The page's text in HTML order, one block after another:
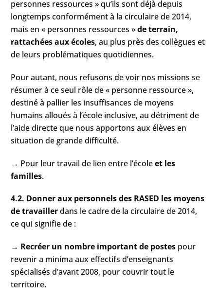
personnes ressources » qu’ils sont déjà depuis
longtemps conformément à la circulaire de 2014,
mais en « personnes ressources »de terrain,
rattachées aux écoles, au plus près des collègues et
de leurs problématiques quotidiennes.
Pour autant, nous refusons de voir nos missions se
résumer à ce seul rôle de « personne ressource »,
destiné à pallier les insuffisances de moyens
humains alloués à l’école inclusive, au détriment de
l’aide directe que nous apportons aux élèves en
situation de grande difficulté.
→ Pour leur travail de lien entre l’écoleet les
familles.
4.2. Donner aux personnels des RASED les moyens
de travaillerdans le cadre de la circulaire de 2014,
ce qui signifie de :
→ Recréer un nombre important de postes pour
revenir a minima aux effectifs d’enseignants
spécialisés d’avant 2008, pour couvrir tout le
territoire.